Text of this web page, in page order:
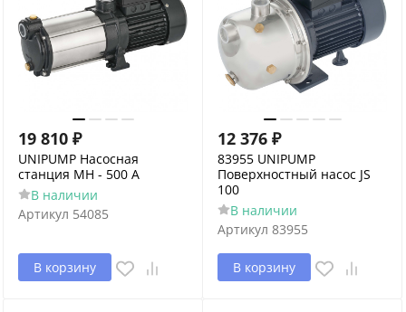
19 810 ₽
UNIPUMP Насосная
станция МН - 500 А
В наличии
Артикул 54085
В корзину
12 376 ₽
83955 UNIPUMP
Поверхностный насос JS
100
В наличии
Артикул 83955
В корзину